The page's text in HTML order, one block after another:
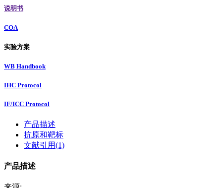
说明书
COA
实验方案
WB Handbook
IHC Protocol
IF/ICC Protocol
产品描述
抗原和靶标
文献引用(1)
产品描述